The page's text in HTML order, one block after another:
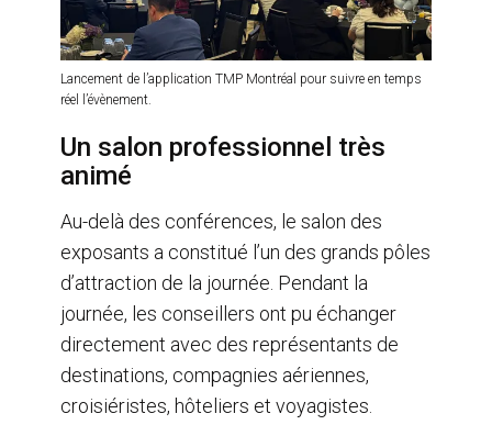
Lancement de l’application TMP Montréal pour suivre en temps
réel l’évènement.
Un salon professionnel très
animé
Au-delà des conférences, le salon des
exposants a constitué l’un des grands pôles
d’attraction de la journée. Pendant la
journée, les conseillers ont pu échanger
directement avec des représentants de
destinations, compagnies aériennes,
croisiéristes, hôteliers et voyagistes.